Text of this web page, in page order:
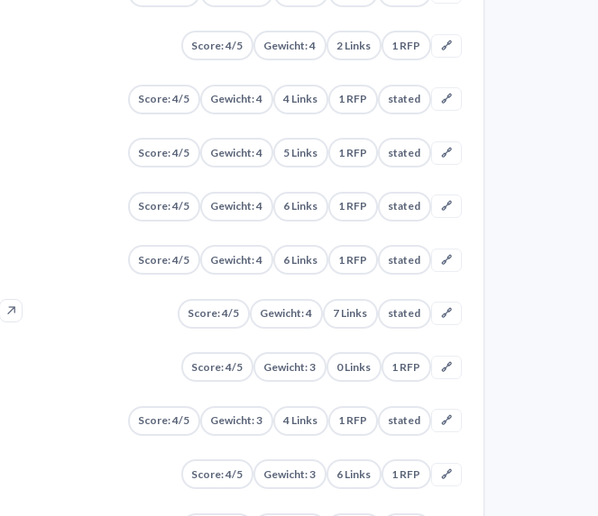
Score: 4/5 Gewicht: 4 2 Links 1 RFP 🔗
Score: 4/5 Gewicht: 4 4 Links 1 RFP stated 🔗
Score: 4/5 Gewicht: 4 5 Links 1 RFP stated 🔗
Score: 4/5 Gewicht: 4 6 Links 1 RFP stated 🔗
Score: 4/5 Gewicht: 4 6 Links 1 RFP stated 🔗
↗ Score: 4/5 Gewicht: 4 7 Links stated 🔗
Score: 4/5 Gewicht: 3 0 Links 1 RFP 🔗
Score: 4/5 Gewicht: 3 4 Links 1 RFP stated 🔗
Score: 4/5 Gewicht: 3 6 Links 1 RFP 🔗